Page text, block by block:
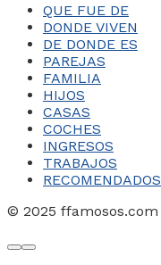
QUE FUE DE
DONDE VIVEN
DE DONDE ES
PAREJAS
FAMILIA
HIJOS
CASAS
COCHES
INGRESOS
TRABAJOS
RECOMENDADOS
© 2025 ffamosos.com